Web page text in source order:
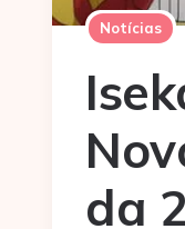
Notícias
da